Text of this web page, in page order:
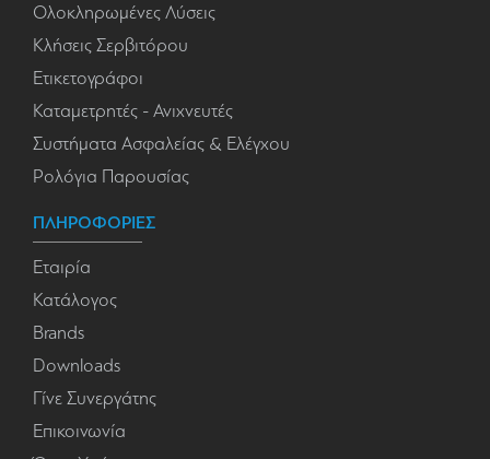
Ολοκληρωμένες Λύσεις
Κλήσεις Σερβιτόρου
Ετικετογράφοι
Καταμετρητές - Ανιχνευτές
Συστήματα Ασφαλείας & Ελέγχου
Ρολόγια Παρουσίας
ΠΛΗΡΟΦΟΡΙΕΣ
Εταιρία
Κατάλογος
Brands
Downloads
Γίνε Συνεργάτης
Επικοινωνία